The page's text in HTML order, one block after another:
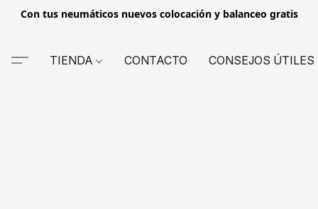
Con tus neumáticos nuevos colocación y balanceo gratis
TIENDA CONTACTO CONSEJOS ÚTILES